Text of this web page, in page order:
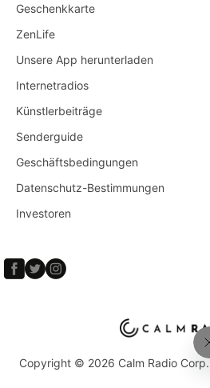
Geschenkkarte
ZenLife
Unsere App herunterladen
Internetradios
Künstlerbeiträge
Senderguide
Geschäftsbedingungen
Datenschutz-Bestimmungen
Investoren
Copyright © 2026 Calm Radio